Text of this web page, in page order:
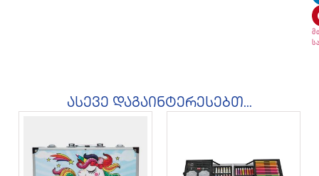
ასევე დაგაინტერესებთ...